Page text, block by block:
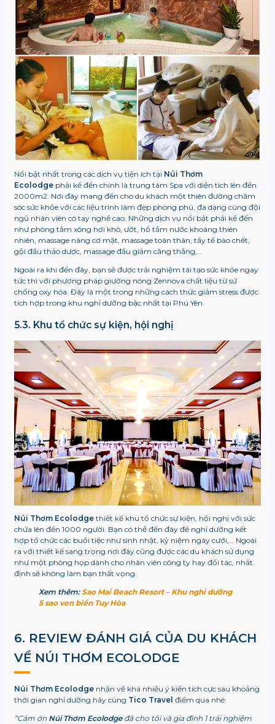
Nổi bật nhất trong các dịch vụ tiện ích tại Núi Thơm
Ecolodgephải kể đến chính là trung tâm Spa với diện tích lên đến
2000m2. Nơi đây mang đến cho du khách một thiên đường chăm
sóc sức khỏe với các liệu trình làm đẹp phong phú, đa dạng cùng đội
ngũ nhân viên có tay nghề cao. Những dịch vụ nổi bật phải kể đến
như phòng tắm xông hơi khô, ướt, hồ tắm nước khoáng thiên
nhiên, massage nâng cơ mặt, massage toàn thân, tẩy tế bào chết,
gội đầu thảo dược, massage đầu giảm căng thẳng,…
Ngoài ra khi đến đây, bạn sẽ được trải nghiệm tái tạo sức khỏe ngay
tức thì với phương pháp giường nóng Zennova chất liệu từ sứ
chống oxy hóa. Đây là một trong những cách thức giảm stress được
tích hợp trong khu nghỉ dưỡng bậc nhất tại Phú Yên.
5.3. Khu tổ chức sự kiện, hội nghị
Núi Thơm Ecolodgethiết kế khu tổ chức sự kiện, hội nghị với sức
chứa lên đến 1000 người. Bạn có thể đến đây để nghỉ dưỡng kết
hợp tổ chức các buổi tiệc như sinh nhật, kỷ niệm ngày cưới,… Ngoài
ra với thiết kế sang trọng nơi đây cũng được các du khách sử dụng
như một phòng họp dành cho nhân viên công ty hay đối tác, nhất
định sẽ không làm bạn thất vọng.
Xem thêm:Sao Mai Beach Resort – Khu nghỉ dưỡng
5 sao ven biển Tuy Hòa
6. REVIEW ĐÁNH GIÁ CỦA DU KHÁCH
VỀ NÚI THƠM ECOLODGE
Núi Thơm Ecolodgenhận về khá nhiều ý kiến tích cực sau khoảng
thời gian nghỉ dưỡng hãy cùng Tico Travel điểm qua nhé:
“Cám ơn Núi Thơm Ecolodgeđã cho tôi và gia đình 1 trải nghiệm